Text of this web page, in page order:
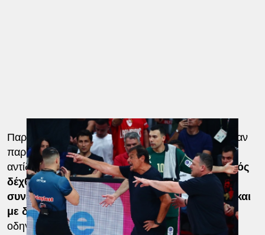
Παρότι υπήρξε επαφή, οι διαιτητές δεν καταλόγισαν
παράβαση, γεγονός που προκάλεσε την έντονη
αντίδραση του Εργκίν Αταμάν.Ο Τούρκος τεχνικός
δέχθηκε αρχικά μία τεχνική ποινή και,
συνεχίζοντας τις διαμαρτυρίες του, χρεώθηκε και
με δεύτερη,με αποτέλεσμα να αποβληθεί και να
οδηγηθεί στα αποδυτήρια υπό αποδοκιμασίες.